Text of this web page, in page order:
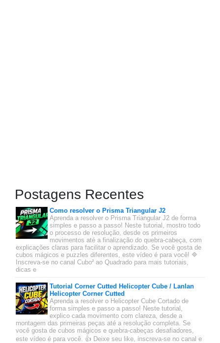
Postagens Recentes
Como resolver o Prisma Triangular J2
Aprenda a resolver o Prisma Triangular J2 de forma
simples e passo a passo! Neste tutorial, mostro todo
o processo de resolução, desde os primeiros
movimentos até a finalização do quebra-cabeça, com
explicações claras para facilitar o aprendizado. Se você gosta de
cubos mágicos e puzzles diferentes, este vídeo é para você! 🔷
Inscreva-se no canal Cubo² ao Quadrado para mais tutoriais,
dicas e
Tutorial Corner Cutted Helicopter Cube / Lanlan
Helicopter Corner Cutted
Aprenda a resolver o Helicopter Cube Cortado de
forma simples e passo a passo! Neste tutorial,
explico cada movimento com clareza, desde a
montagem das primeiras peças até a resolução completa. Se
você gosta de cubos mágicos e quebra-cabeças desafiadores,
este vídeo é para você. 👍 Deixe seu like, inscreva-se no canal e